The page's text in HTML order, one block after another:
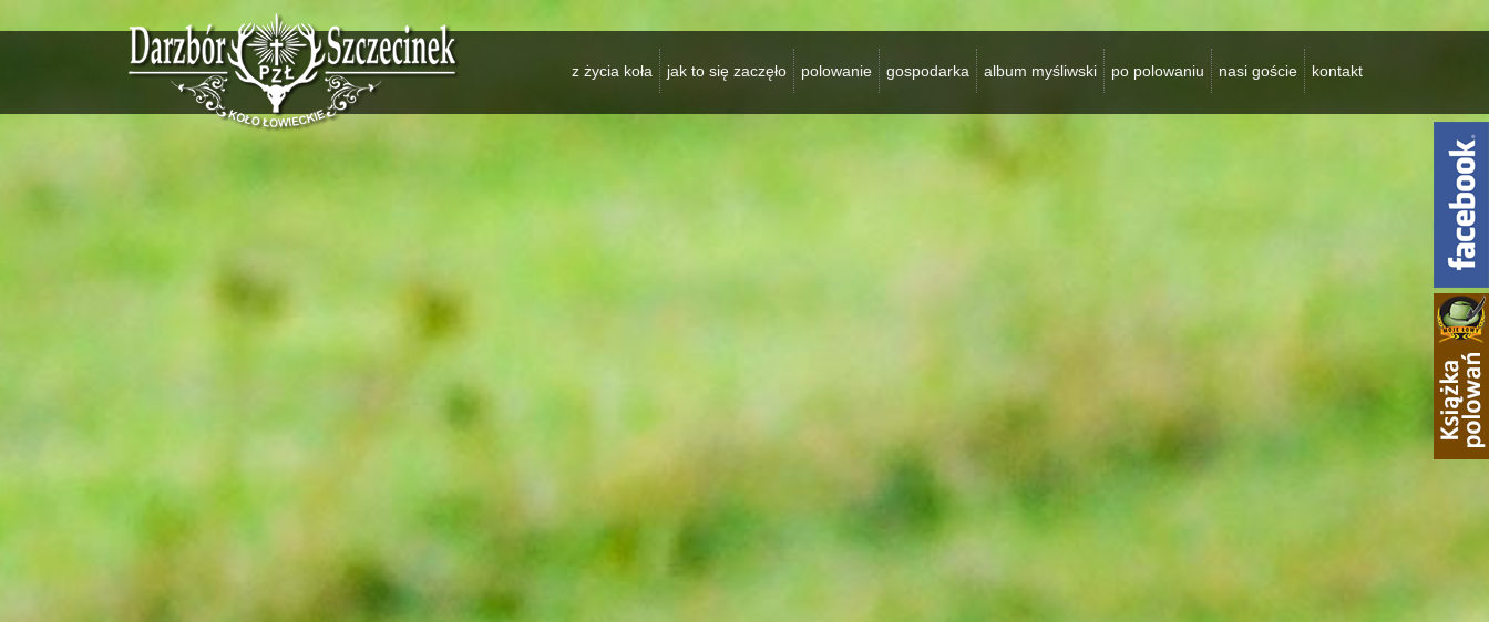
z życia koła jak to się zaczęło polowanie gospodarka album myśliwski po polowaniu nasi goście kontakt